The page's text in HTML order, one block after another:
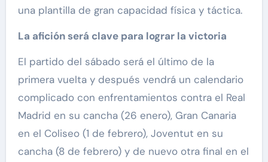
una plantilla de gran capacidad física y táctica.
La afición será clave para lograr la victoria
El partido del sábado será el último de la
primera vuelta y después vendrá un calendario
complicado con enfrentamientos contra el Real
Madrid en su cancha (26 enero), Gran Canaria
en el Coliseo (1 de febrero), Joventut en su
cancha (8 de febrero) y de nuevo otra final en el